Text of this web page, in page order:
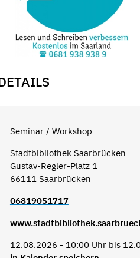
Seminar / Workshop
Stadtbibliothek Saarbrücken
Gustav-Regler-Platz 1
66111 Saarbrücken
06819051717
12.08.2026 - 10:00 Uhr bis